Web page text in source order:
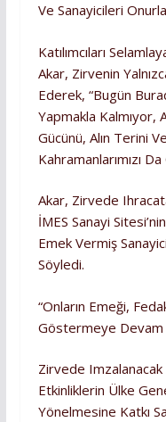
Ve Sanayicileri
Katılımcıları
Akar, Zirvenin
Ederek, “Bugün
Yapmakla Kalmıyor,
Gücünü, Alın Terini
Kahramanlarımızı
Akar, Zirvede
İMES Sanayi
Emek Vermiş
Söyledi.
“Onların Emeği,
Göstermeye Devam
Zirvede
Etkinliklerin Ülke
Yönelmesine Katkı